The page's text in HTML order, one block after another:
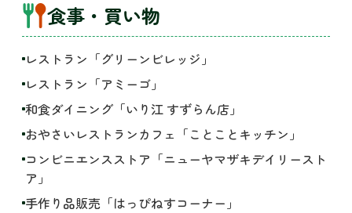
食事・買い物
レストラン「グリーンビレッジ」
レストラン「アミーゴ」
和食ダイニング「いり江 すずらん店」
おやさいレストランカフェ「ことことキッチン」
コンビニエンスストア「ニューヤマザキデイリースト
ア」
手作り品販売「はっぴねすコーナー」